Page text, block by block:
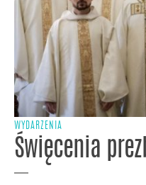
WYDARZENIA
Święcenia